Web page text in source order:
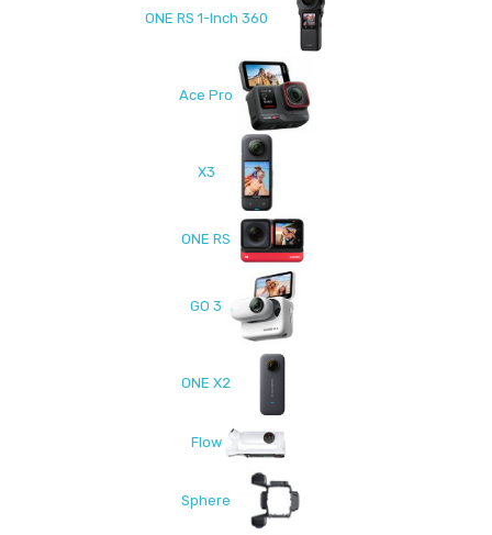
ONE RS 1-Inch 360
Ace Pro
X3
ONE RS
GO 3
ONE X2
Flow
Sphere